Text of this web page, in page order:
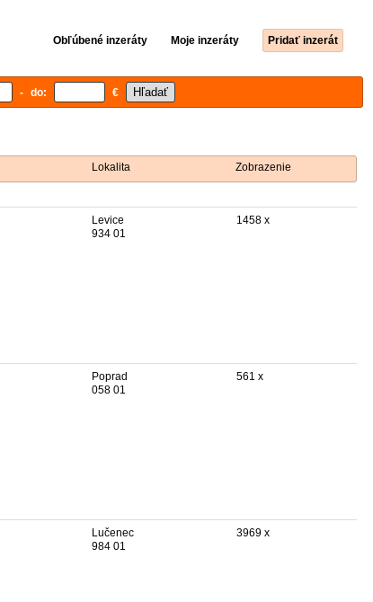
Obľúbené inzeráty Moje inzeráty Pridať inzerát
- do: €
Lokalita Zobrazenie
Levice
934 01
1458 x
Poprad
058 01
561 x
Lučenec
984 01
3969 x